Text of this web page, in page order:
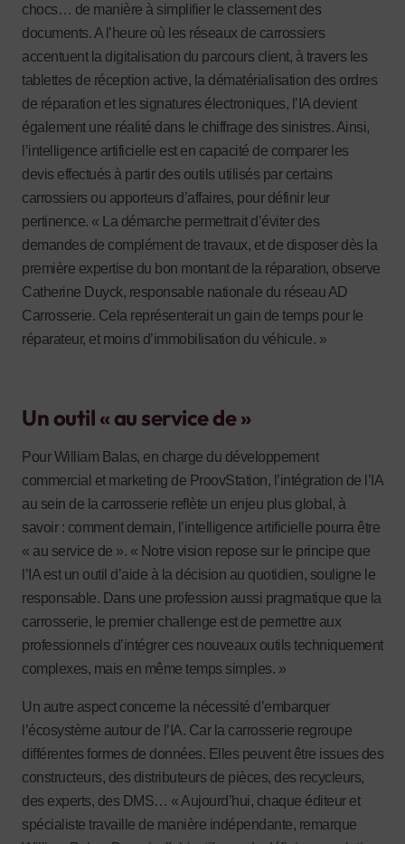
chocs… de manière à simplifier le classement des
documents. A l’heure où les réseaux de carrossiers
accentuent la digitalisation du parcours client, à travers les
tablettes de réception active, la dématérialisation des ordres
de réparation et les signatures électroniques, l’IA devient
également une réalité dans le chiffrage des sinistres. Ainsi,
l’intelligence artificielle est en capacité de comparer les
devis effectués à partir des outils utilisés par certains
carrossiers ou apporteurs d’affaires, pour définir leur
pertinence. « La démarche permettrait d’éviter des
demandes de complément de travaux, et de disposer dès la
première expertise du bon montant de la réparation, observe
Catherine Duyck, responsable nationale du réseau AD
Carrosserie. Cela représenterait un gain de temps pour le
réparateur, et moins d’immobilisation du véhicule. »
Un outil « au service de »
Pour William Balas, en charge du développement
commercial et marketing de ProovStation, l’intégration de l’IA
au sein de la carrosserie reflète un enjeu plus global, à
savoir : comment demain, l’intelligence artificielle pourra être
« au service de ». « Notre vision repose sur le principe que
l’IA est un outil d’aide à la décision au quotidien, souligne le
responsable. Dans une profession aussi pragmatique que la
carrosserie, le premier challenge est de permettre aux
professionnels d’intégrer ces nouveaux outils techniquement
complexes, mais en même temps simples. »
Un autre aspect concerne la nécessité d’embarquer
l’écosystème autour de l’IA. Car la carrosserie regroupe
différentes formes de données. Elles peuvent être issues des
constructeurs, des distributeurs de pièces, des recycleurs,
des experts, des DMS… « Aujourd’hui, chaque éditeur et
spécialiste travaille de manière indépendante, remarque